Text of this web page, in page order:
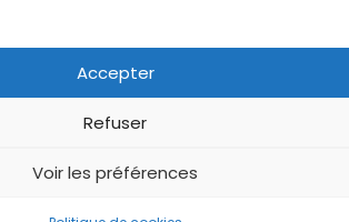
Accepter
Refuser
Voir les préférences